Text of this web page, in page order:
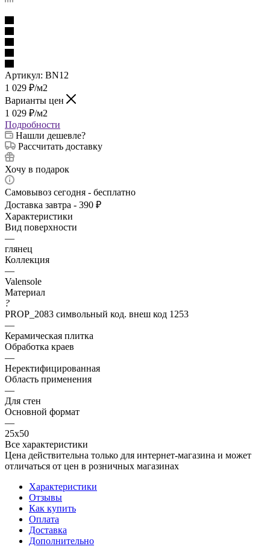
Артикул: BN12
1 029 ₽/м2
Варианты цен
1 029 ₽/м2
Подробности
Нашли дешевле?
Рассчитать доставку
Хочу в подарок
Самовывоз сегодня - бесплатно
Доставка завтра - 390 ₽
Характеристики
Вид поверхности
—
глянец
Коллекция
—
Valensole
Материал
?
PROP_2083 символьный код. внеш код 1253
—
Керамическая плитка
Обработка краев
—
Неректифицированная
Область применения
—
Для стен
Основной формат
—
25х50
Все характеристики
Цена действительна только для интернет-магазина и может
отличаться от цен в розничных магазинах
Характеристики
Отзывы
Как купить
Оплата
Доставка
Дополнительно